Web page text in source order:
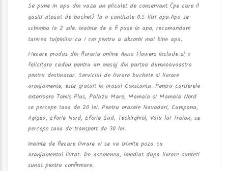
Se pune in apa din vaza un pliculet de conservant (pe care il
gasiti atasat de buchet) la o cantitate 0.5 litri apa.Apa se
schimba la 2 zile. Inainte de a fi puse in apa, recomandam
taierea tulpinilor cu 1 cm pentru a absorbi mai bine apa.
Fiecare produs din floraria online Anna Flowers include si o
felicitare cadou pentru un mesaj din partea dumneavoastra
pentru destinatar. Serviciul de livrare buchete si livrare
aranjamente, este gratuit in orasul Constanta. Pentru cartierele
exterioare Tomis Plus, Palazu Mare, Mamaia si Mamaia Nord
se percepe taxa de 20 lei. Pentru orasele Navodari, Cumpana,
Agigea, Eforie Nord, Eforie Sud, Techirghiol, Valu lui Traian, se
percepe taxa de transport de 30 lei.
Inainte de fiecare livrare vi se va trimite poza cu
aranjamentul livrat. De asemenea, imediat dupa livrare sunteti
sunat pentru confirmare.